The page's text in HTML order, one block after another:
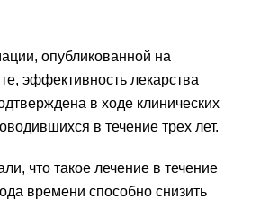
опубликованной на
эффективность лекарства
в ходе клинических
в течение трех лет.
что такое лечение в течение
времени способно снизить